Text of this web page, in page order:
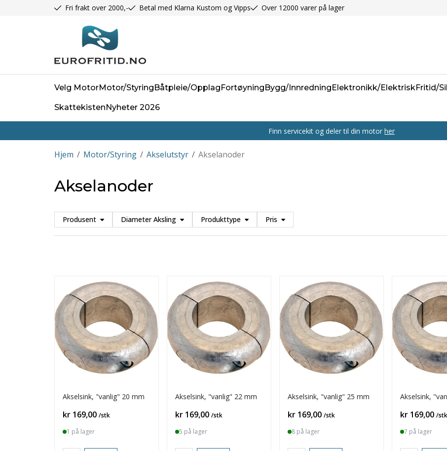
Fri frakt over 2000,- Betal med Klarna Kustom og Vipps Over 12000 varer på lager
Velg MotorMotor/StyringBåtpleie/OpplagFortøyningBygg/InnredningElektronikk/ElektriskFritid/
SkattekistenNyheter 2026
Finn servicekit og deler til din motor her
/
Hjem /
Motor/Styring /
Akselutstyr Akselanoder
Akselanoder
Produsent Diameter Aksling Produkttype Pris
Akselsink, "vanlig" 20 mm
Pris
kr 169,00 /stk
1 på lager
Akselsink, "vanlig" 22 mm
Pris
kr 169,00 /stk
5 på lager
Akselsink, "vanlig" 25 mm
Pris
kr 169,00 /stk
8 på lager
Akselsink,
Pris
kr 169,00 /stk
7 på lager